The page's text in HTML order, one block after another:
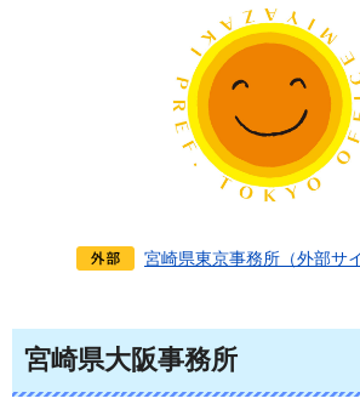
宮崎県東京事務所（外部サ
宮崎県大阪事務所